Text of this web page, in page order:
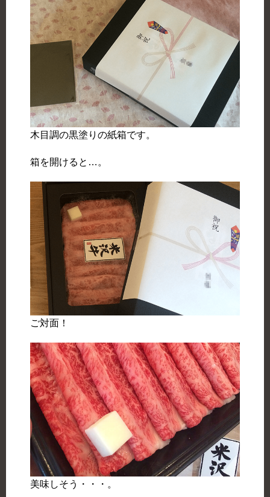
木目調の黒塗りの紙箱です。
箱を開けると…。
ご対面！
美味しそう・・・。